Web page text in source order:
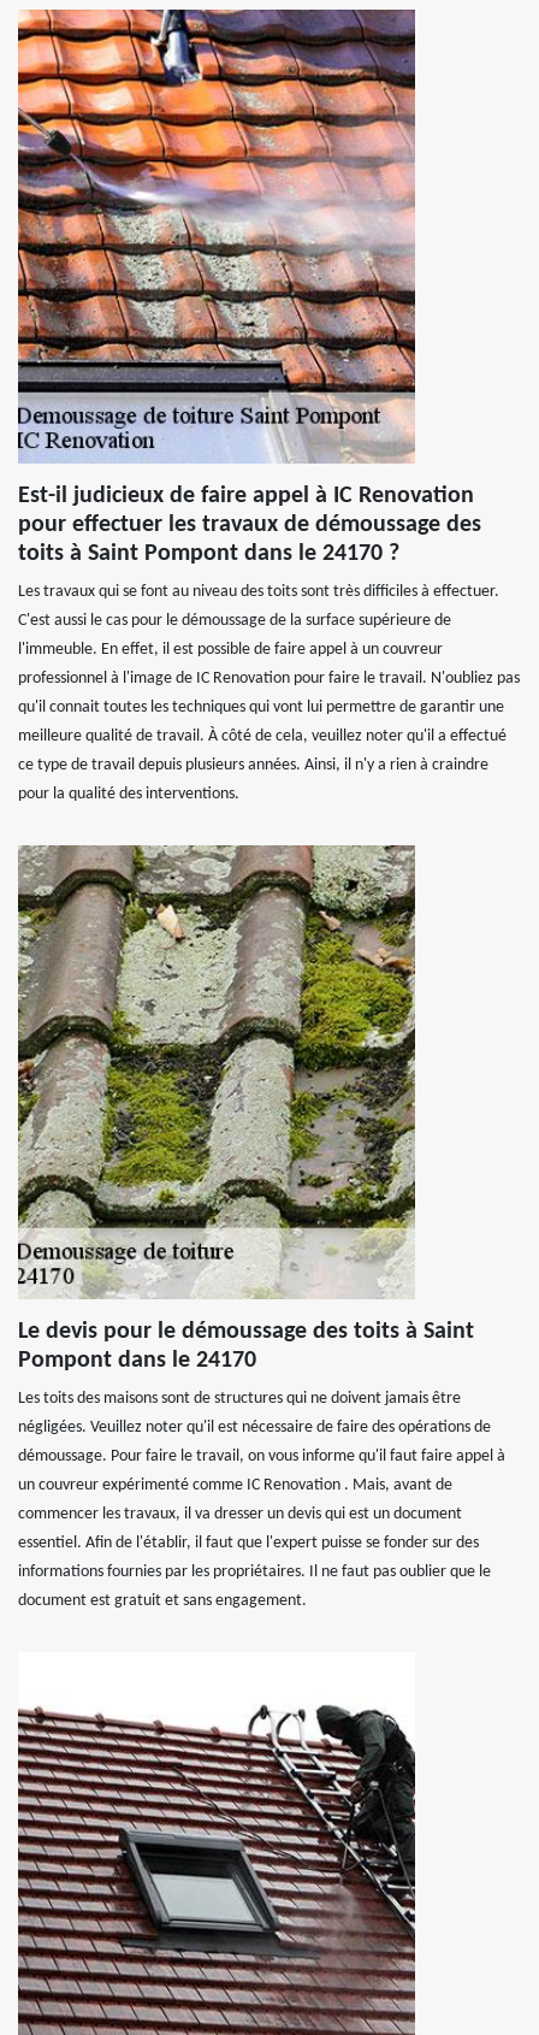
Est-il judicieux de faire appel à IC Renovation
pour effectuer les travaux de démoussage des
toits à Saint Pompont dans le 24170 ?
Les travaux qui se font au niveau des toits sont très difficiles à effectuer.
C'est aussi le cas pour le démoussage de la surface supérieure de
l'immeuble. En effet, il est possible de faire appel à un couvreur
professionnel à l'image de IC Renovation pour faire le travail. N'oubliez pas
qu'il connait toutes les techniques qui vont lui permettre de garantir une
meilleure qualité de travail. À côté de cela, veuillez noter qu'il a effectué
ce type de travail depuis plusieurs années. Ainsi, il n'y a rien à craindre
pour la qualité des interventions.
Le devis pour le démoussage des toits à Saint
Pompont dans le 24170
Les toits des maisons sont de structures qui ne doivent jamais être
négligées. Veuillez noter qu'il est nécessaire de faire des opérations de
démoussage. Pour faire le travail, on vous informe qu'il faut faire appel à
un couvreur expérimenté comme IC Renovation . Mais, avant de
commencer les travaux, il va dresser un devis qui est un document
essentiel. Afin de l'établir, il faut que l'expert puisse se fonder sur des
informations fournies par les propriétaires. Il ne faut pas oublier que le
document est gratuit et sans engagement.